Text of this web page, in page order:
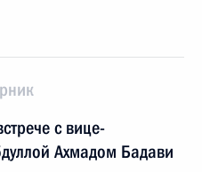
с вице-
Ахмадом Бадави